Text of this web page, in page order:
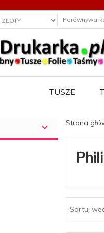
TUSZE
Strona
Sortuj